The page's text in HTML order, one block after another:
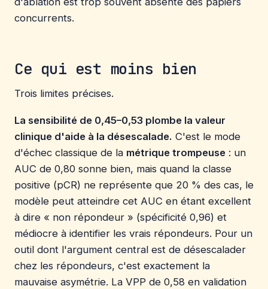
concurrents.
Ce qui est moins bien
Trois limites précises.
La sensibilité de 0,45–0,53 plombe la valeur
clinique d'aide à la désescalade. C'est le mode
d'échec classique de la métrique trompeuse : un
AUC de 0,80 sonne bien, mais quand la classe
positive (pCR) ne représente que 20 % des cas, le
modèle peut atteindre cet AUC en étant excellent
à dire « non répondeur » (spécificité 0,96) et
médiocre à identifier les vrais répondeurs. Pour un
outil dont l'argument central est de désescalader
chez les répondeurs, c'est exactement la
mauvaise asymétrie. La VPP de 0,58 en validation